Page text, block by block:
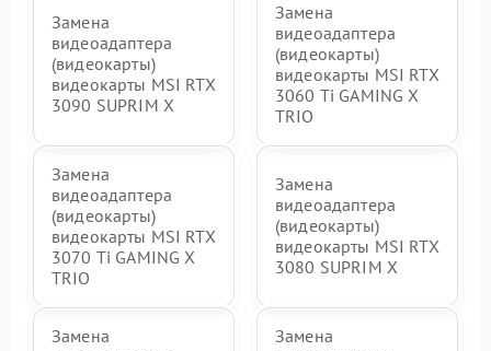
Замена
видеоадаптера
(видеокарты)
видеокарты MSI RTX
3090 SUPRIM X
Замена
видеоадаптера
(видеокарты)
видеокарты MSI RTX
3060 Ti GAMING X
TRIO
Замена
видеоадаптера
(видеокарты)
видеокарты MSI RTX
3070 Ti GAMING X
TRIO
Замена
видеоадаптера
(видеокарты)
видеокарты MSI RTX
3080 SUPRIM X
Замена
Замена